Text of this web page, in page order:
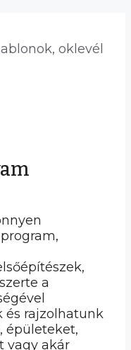
oklevél
a
és rajzolhatunk
épületeket,
vagy akár